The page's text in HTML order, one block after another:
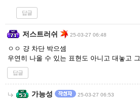
답글
저스트러쉬 25-03-27 06:48
ㅇㅇ 걍 차단 박으셈
우연히 나올 수 있는 표현도 아니고 대놓고
답글
가능성 25-03-27 06:53